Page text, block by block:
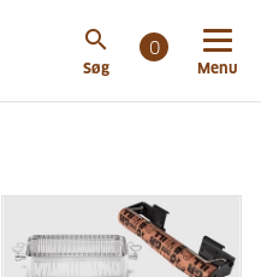
search
Søg
0
Menu